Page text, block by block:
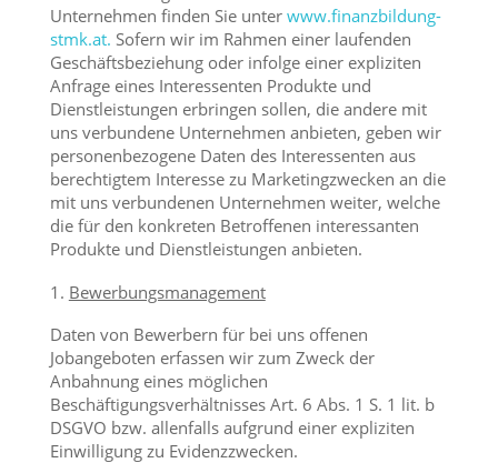
Unternehmen finden Sie unter www.finanzbildung-
stmk.at. Sofern wir im Rahmen einer laufenden
Geschäftsbeziehung oder infolge einer expliziten
Anfrage eines Interessenten Produkte und
Dienstleistungen erbringen sollen, die andere mit
uns verbundene Unternehmen anbieten, geben wir
personenbezogene Daten des Interessenten aus
berechtigtem Interesse zu Marketingzwecken an die
mit uns verbundenen Unternehmen weiter, welche
die für den konkreten Betroffenen interessanten
Produkte und Dienstleistungen anbieten.
Bewerbungsmanagement
Daten von Bewerbern für bei uns offenen
Jobangeboten erfassen wir zum Zweck der
Anbahnung eines möglichen
Beschäftigungsverhältnisses Art. 6 Abs. 1 S. 1 lit. b
DSGVO bzw. allenfalls aufgrund einer expliziten
Einwilligung zu Evidenzzwecken.